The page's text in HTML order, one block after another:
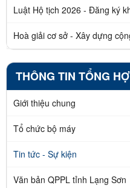
Luật Hộ tịch 2026 - Đăng ký
Hoà giải cơ sở - Xây dựng
THÔNG TIN TỔNG
Giới thiệu chung
Tổ chức bộ máy
Tin tức - Sự kiện
Văn bản QPPL tỉnh Lạng Sơn